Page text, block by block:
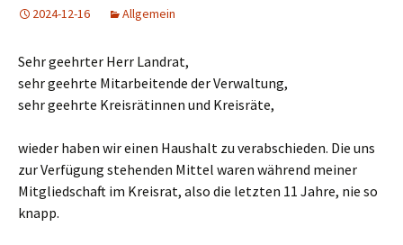
2024-12-16 Allgemein
Sehr geehrter Herr Landrat,
sehr geehrte Mitarbeitende der Verwaltung,
sehr geehrte Kreisrätinnen und Kreisräte,
wieder haben wir einen Haushalt zu verabschieden. Die uns
zur Verfügung stehenden Mittel waren während meiner
Mitgliedschaft im Kreisrat, also die letzten 11 Jahre, nie so
knapp.